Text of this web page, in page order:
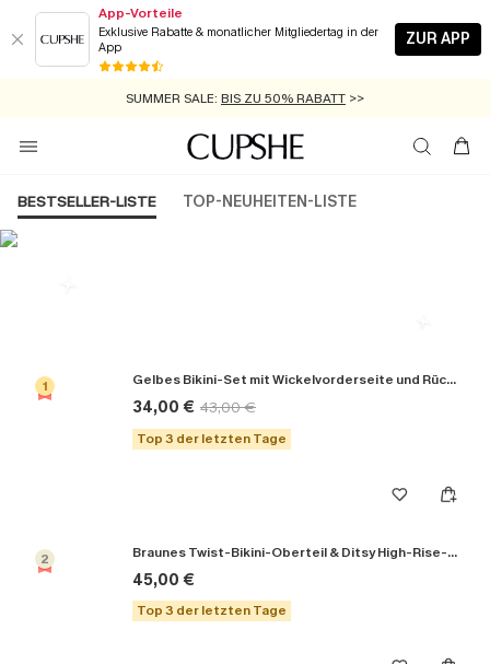
App-Vorteile
Exklusive Rabatte & monatlicher Mitgliedertag in der
App
ZUR APP
GRATIS MASSBAND MIT JEDEM SCHNELLVERSAND-ARTIKEL >>
SUMMER SALE: BIS ZU 50% RABATT >>
ZUM NEWSLETTER:BIS ZU -20% EXTRA ERHALTEN
KOSTENLOSER VERSAND AB 89 €
BESTSELLER-LISTE TOP-NEUHEITEN-LISTE
1 Gelbes Bikini-Set mit Wickelvorderseite und Rückenbindung
34,00 € 43,00 €
Top 3 der letzten Tage
2 Braunes Twist-Bikini-Oberteil & Ditsy High-Rise-Bikinihose
45,00 €
Top 3 der letzten Tage